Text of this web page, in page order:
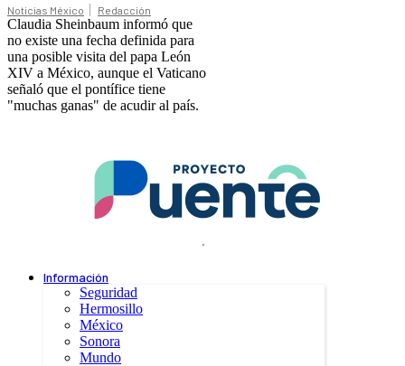
Noticias México Redacción
Claudia Sheinbaum informó que
no existe una fecha definida para
una posible visita del papa León
XIV a México, aunque el Vaticano
señaló que el pontífice tiene
"muchas ganas" de acudir al país.
.
Información
Seguridad
Hermosillo
México
Sonora
Mundo